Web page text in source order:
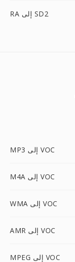
RA إلى SD2
MP3 إلى VOC
M4A إلى VOC
WMA إلى VOC
AMR إلى VOC
MPEG إلى VOC